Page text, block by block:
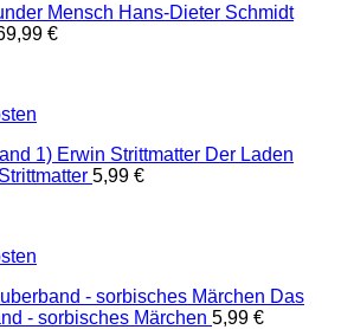
Mensch Hans-Dieter Schmidt
€
Der Laden
5,99 €
Das
- sorbisches Märchen 5,99 €